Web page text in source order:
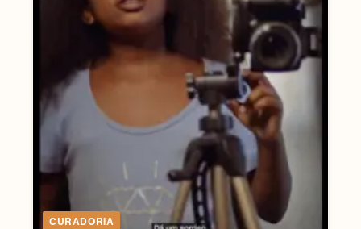
CURADORIA